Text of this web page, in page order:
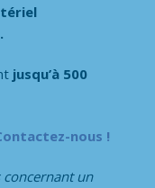
jusqu’à 500
nous !
concernant un